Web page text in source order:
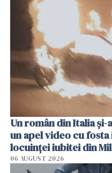
Un român din Italia
un apel video cu
locuinței iubitei din
06 AUGUST 2026